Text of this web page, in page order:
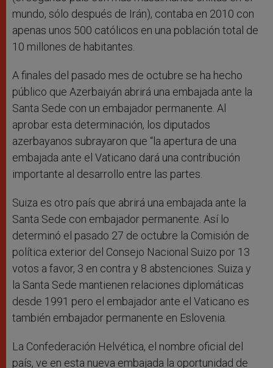
mundo, sólo después de Irán), contaba en 2010 con
apenas unos 500 católicos en una población total de
10 millones de habitantes.
A finales del pasado mes de octubre se ha hecho
público que Azerbaiyán abrirá una embajada ante la
Santa Sede con un embajador permanente. Al
aprobar esta determinación, los diputados
azerbayanos subrayaron que “la apertura de una
embajada ante el Vaticano dará una contribución
importante al desarrollo entre las partes.
Suiza es otro país que abrirá una embajada ante la
Santa Sede con embajador permanente. Así lo
determinó el pasado 27 de octubre la Comisión de
política exterior del Consejo Nacional Suizo por 13
votos a favor, 3 en contra y 8 abstenciones. Suiza y
la Santa Sede mantienen relaciones diplomáticas
desde 1991 pero el embajador ante el Vaticano es
también embajador permanente en Eslovenia.
La Confederación Helvética, el nombre oficial del
país, ve en esta nueva embajada la oportunidad de